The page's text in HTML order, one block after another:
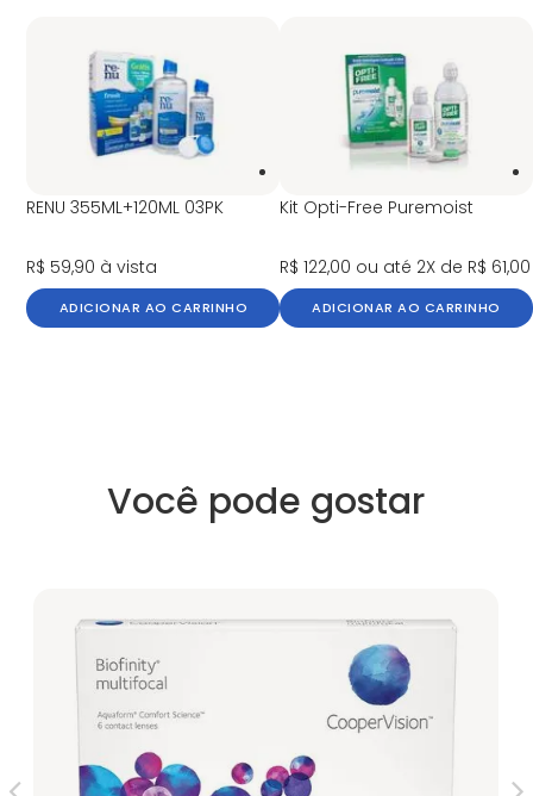
RENU 355ML+120ML 03PK
R$ 59,90 à vista
ADICIONAR AO CARRINHO
Kit Opti-Free Puremoist
R$ 122,00 ou até 2X de R$ 61,00
ADICIONAR AO CARRINHO
Você pode gostar